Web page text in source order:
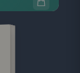
et de James
série.
le
à
9
Les